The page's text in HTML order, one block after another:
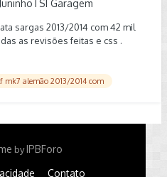
JuninhoTSI Garagem
sargas 2013/2014 com 42 mil
as revisões feitas e css .
fotos . 11 947768793
mk7 alemão 2013/2014 com
byIPBForo
Contato